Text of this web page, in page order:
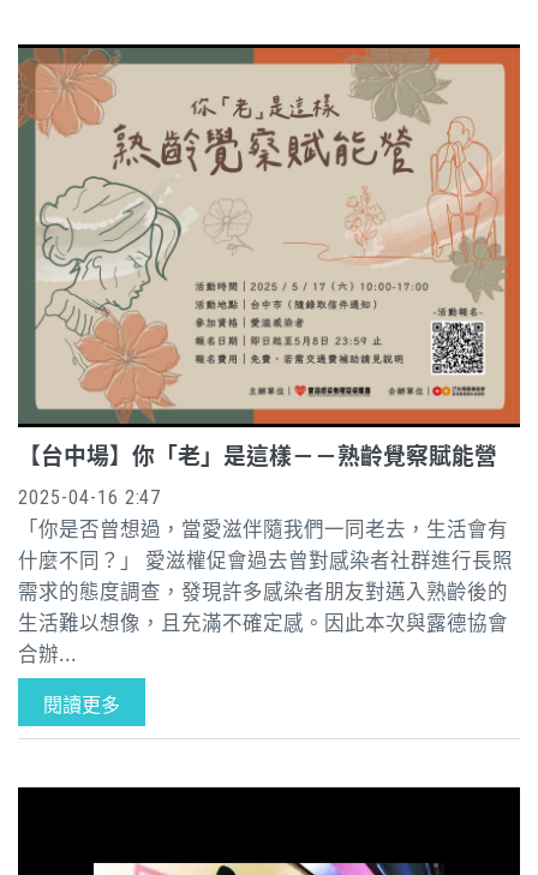
【台中場】你「老」是這樣－－熟齡覺察賦能營
2025-04-16 2:47
「你是否曾想過，當愛滋伴隨我們一同老去，生活會有
什麼不同？」 愛滋權促會過去曾對感染者社群進行長照
需求的態度調查，發現許多感染者朋友對邁入熟齡後的
生活難以想像，且充滿不確定感。因此本次與露德協會
合辦...
閱讀更多